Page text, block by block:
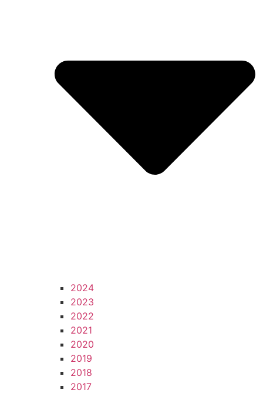
2024
2023
2022
2021
2020
2019
2018
2017